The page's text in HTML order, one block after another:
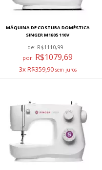
MÁQUINA DE COSTURA DOMÉSTICA
SINGER M1605 110V
de: R$1110,99
por: R$1079,69
3x R$359,90